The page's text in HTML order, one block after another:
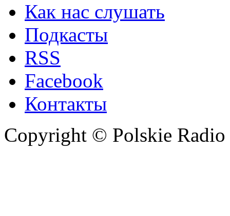
Как нас слушать
Подкасты
RSS
Facebook
Контакты
Copyright © Polskie